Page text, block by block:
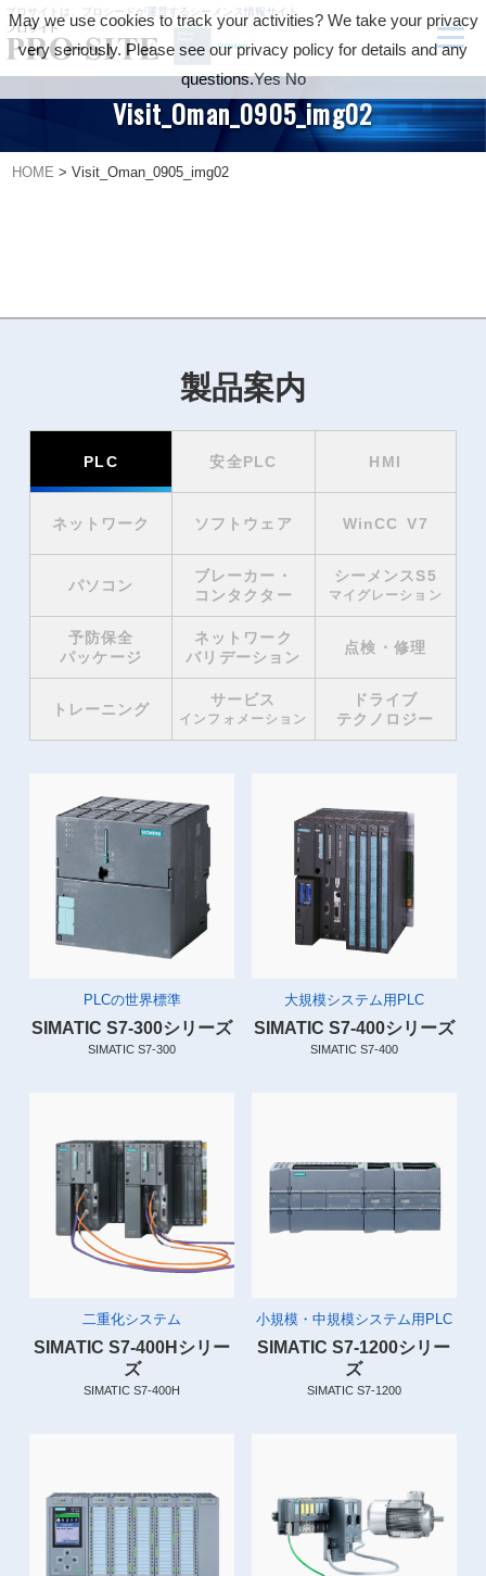
プロサイトは、プロシードが運営するシーメンス情報サイト
Visit_Oman_0905_img02
HOME >Visit_Oman_0905_img02
製品案内
PLC 安全PLC HMI
ネットワーク ソフトウェア WinCC V7
パソコン
ブレーカー・
コンタクター
シーメンスS5
マイグレーション
予防保全
パッケージ
ネットワーク
バリデーション
点検・修理
トレーニング
サービス
インフォメーション
ドライブ
テクノロジー
PLCの世界標準
SIMATIC S7-300シリーズ
SIMATIC S7-300
大規模システム用PLC
SIMATIC S7-400シリーズ
SIMATIC S7-400
二重化システム
SIMATIC S7-400Hシリー
ズ
SIMATIC S7-400H
小規模・中規模システム用PLC
SIMATIC S7-1200シリー
ズ
SIMATIC S7-1200
May we use cookies to track your activities? We take your privacy
very seriously. Please see our privacy policy for details and any
questions.Yes No